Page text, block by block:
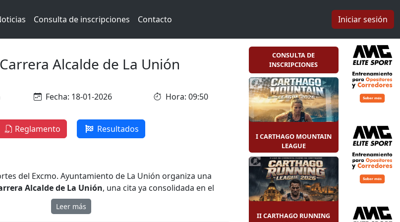
Consulta de inscripciones Contacto Iniciar sesión
Alcalde de La Unión
Fecha: 18-01-2026 Hora: 09:50
Reglamento Resultados
del Excmo. Ayuntamiento de La Unión organiza una
Alcalde de La Unión, una cita ya consolidada en el
que combinadeporte, convivencia y solidaridad
eldomingo 18 de enero de 2026, con salida y meta en la
Leer más
CONSULTA DE
INSCRIPCIONES
I CARTHAGO MOUNTAIN
LEAGUE
II CARTHAGO RUNNING